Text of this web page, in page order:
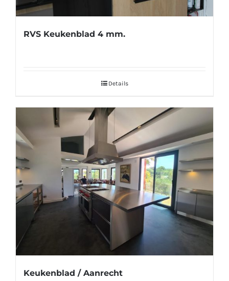
RVS Keukenblad 4 mm.
Details
Keukenblad / Aanrecht